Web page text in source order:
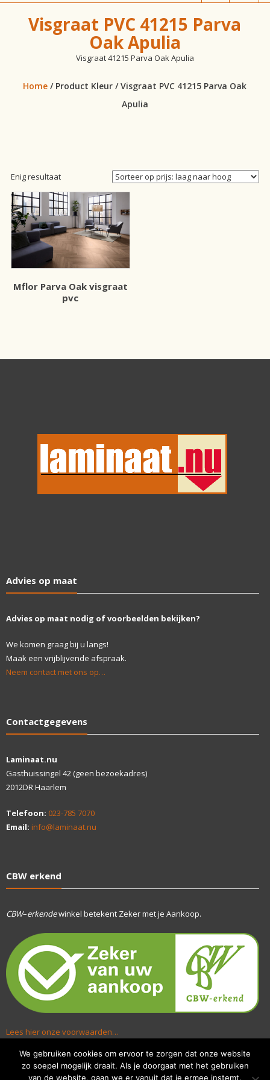
vloeren!
Visgraat PVC 41215 Parva
Oak Apulia
Visgraat 41215 Parva Oak Apulia
Home / Product Kleur / Visgraat PVC 41215 Parva Oak
Apulia
Enig resultaat
Mflor Parva Oak visgraat
pvc
Advies op maat
Advies op maat nodig of voorbeelden bekijken?
We komen graag bij u langs!
Maak een vrijblijvende afspraak.
Neem contact met ons op…
Contactgegevens
Laminaat.nu
Gasthuissingel 42 (geen bezoekadres)
2012DR Haarlem
Telefoon: 023-785 7070
Email: info@laminaat.nu
CBW erkend
CBW–erkendewinkel betekent Zeker met je Aankoop.
Lees hier onze voorwaarden…
We gebruiken cookies om ervoor te zorgen dat onze website
zo soepel mogelijk draait. Als je doorgaat met het gebruiken
van de website, gaan we er vanuit dat je ermee instemt.